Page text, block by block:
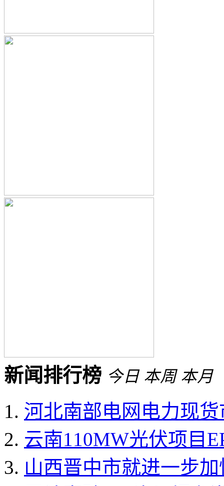
新闻排行榜 今日 本周 本月
河北南部电网电力现
云南110MW光伏项目
山西晋中市就进一步